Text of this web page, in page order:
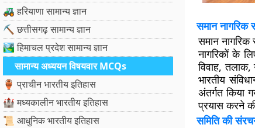
🚜 हरियाणा सामान्य ज्ञान
⛏️ छत्तीसगढ़ सामान्य ज्ञान
🏞️ हिमाचल प्रदेश सामान्य ज्ञान
सामान्य अध्ययन विषयवार MCQs
🏺 प्राचीन भारतीय इतिहास
🏰 मध्यकालीन भारतीय इतिहास
📜 आधुनिक भारतीय इतिहास
समान नागरिक
समान नागरिक
नागरिकों के
विवाह, तलाक,
भारतीय
अंतर्गत किया
प्रयास करने
समिति की